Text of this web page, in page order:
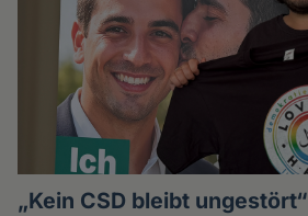
„Kein CSD bleibt ungestört“